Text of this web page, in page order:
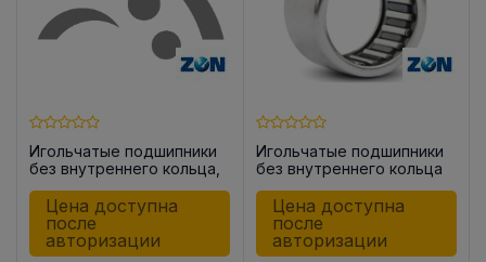
Игольчатые подшипники
без внутреннего кольца,
закрытые с одной
стороны BK1512
Цена доступна
после
авторизации
Игольчатые подшипники
без внутреннего кольца
HK0908
Цена доступна
после
авторизации